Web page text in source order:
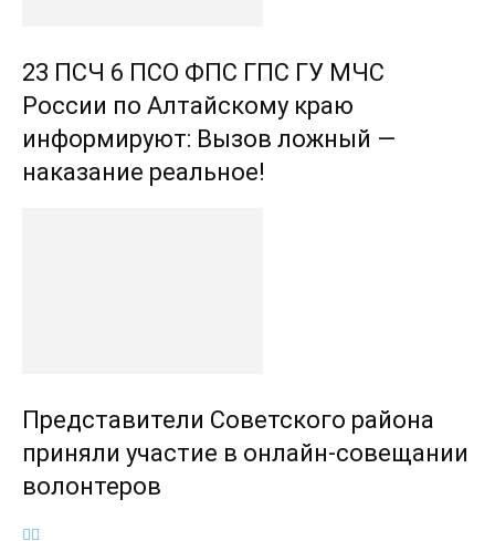
23 ПСЧ 6 ПСО ФПС ГПС ГУ МЧС
России по Алтайскому краю
информируют: Вызов ложный —
наказание реальное!
Представители Советского района
приняли участие в онлайн-совещании
волонтеров